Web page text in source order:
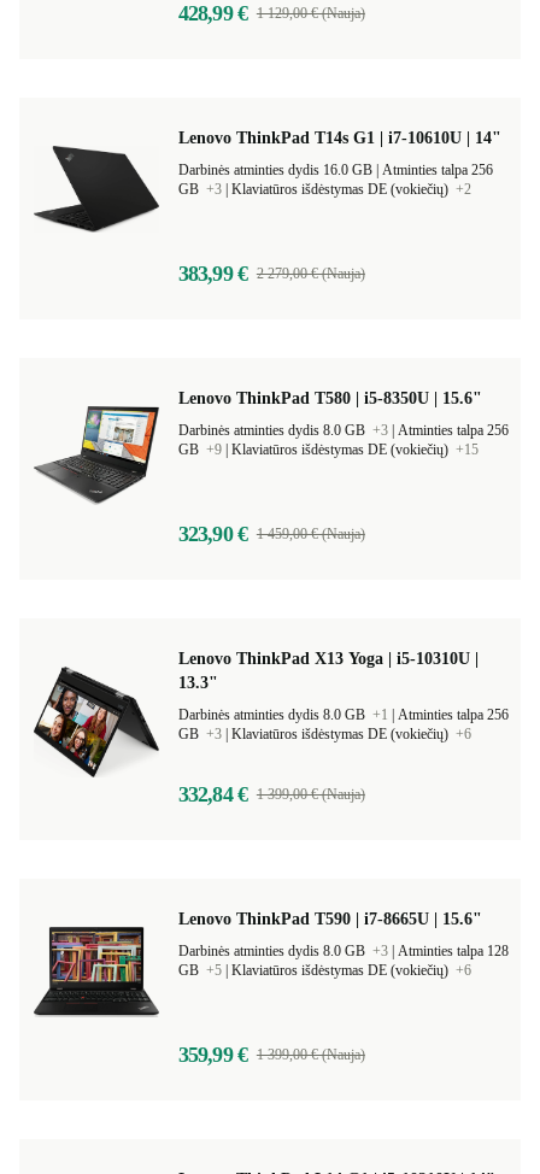
428,99 € 1 129,00 € (Nauja)
Lenovo ThinkPad T14s G1 | i7-10610U | 14"
Atminties talpa 256
GB +3 Klaviatūros išdėstymas DE (vokiečių) +2
383,99 € 2 279,00 € (Nauja)
Lenovo ThinkPad T580 | i5-8350U | 15.6"
Darbinės atminties dydis 8.0 GB +3 Atminties talpa 256
GB +9 Klaviatūros išdėstymas DE (vokiečių) +15
323,90 € 1 459,00 € (Nauja)
Lenovo ThinkPad X13 Yoga | i5-10310U |
13.3"
Darbinės atminties dydis 8.0 GB +1
Atminties talpa 256
GB +3 Klaviatūros išdėstymas DE (vokiečių) +6
332,84 € 1 399,00 € (Nauja)
Lenovo ThinkPad T590 | i7-8665U | 15.6"
Darbinės atminties dydis 8.0 GB +3 Atminties talpa 128
GB +5 Klaviatūros išdėstymas DE (vokiečių) +6
359,99 € 1 399,00 € (Nauja)